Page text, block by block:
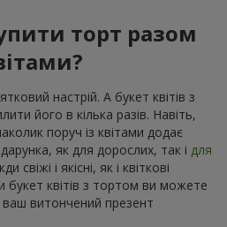
торт разом
настрій. А букет квітів з
його в кілька разів. Навіть,
поруч із квітами додає
як для дорослих, так і для
свіжі і якісні, як і квіткові
букет квітів з тортом ви можете
витончений презент